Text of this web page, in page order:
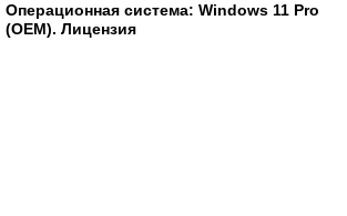
Операционная система: Windows 11 Pro
(OEM). Лицензия